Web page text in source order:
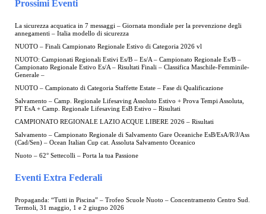
Prossimi Eventi
La sicurezza acquatica in 7 messaggi – Giornata mondiale per la prevenzione degli
annegamenti – Italia modello di sicurezza
NUOTO – Finali Campionato Regionale Estivo di Categoria 2026 vl
NUOTO: Campionati Regionali Estivi Es/B – Es/A – Campionato Regionale Es/B –
Campionato Regionale Estivo Es/A – Risultati Finali – Classifica Maschile-Femminile-
Generale –
NUOTO – Campionato di Categoria Staffette Estate – Fase di Qualificazione
Salvamento – Camp. Regionale Lifesaving Assoluto Estivo + Prova Tempi Assoluta,
PT EsA + Camp. Regionale Lifesaving EsB Estivo – Risultati
CAMPIONATO REGIONALE LAZIO ACQUE LIBERE 2026 – Risultati
Salvamento – Campionato Regionale di Salvamento Gare Oceaniche EsB/EsA/R/J/Ass
(Cad/Sen) – Ocean Italian Cup cat. Assoluta Salvamento Oceanico
Nuoto – 62° Settecolli – Porta la tua Passione
Eventi Extra Federali
Propaganda: “Tutti in Piscina” – Trofeo Scuole Nuoto – Concentramento Centro Sud.
Termoli, 31 maggio, 1 e 2 giugno 2026